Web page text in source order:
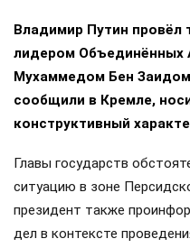
Владимир Путин провёл
лидером Объединённых
Мухаммедом Бен
сообщили в Кремле,
конструктивный
Главы государств
ситуацию в зоне
президент также
дел в контексте